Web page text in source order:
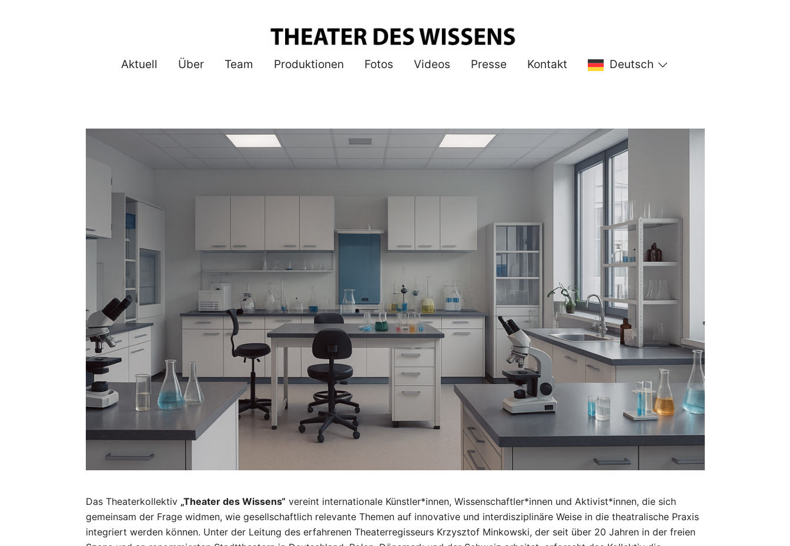
THEATER DES WISSENS
Aktuell Über Team Produktionen Fotos Videos Presse Kontakt Deutsch
Das Theaterkollektiv „Theater des Wissens“ vereint internationale Künstler*innen, Wissenschaftler*innen und Aktivist*innen, die sich
gemeinsam der Frage widmen, wie gesellschaftlich relevante Themen auf innovative und interdisziplinäre Weise in die theatralische Praxis
integriert werden können. Unter der Leitung des erfahrenen Theaterregisseurs Krzysztof Minkowski, der seit über 20 Jahren in der freien